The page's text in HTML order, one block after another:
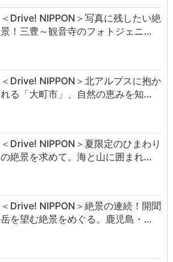
＜Drive! NIPPON＞写真に残したい絶
景！三豊～観音寺のフォトジェニ…
＜Drive! NIPPON＞北アルプスに抱か
れる「大町市」、自然の恵みを知…
＜Drive! NIPPON＞夏限定のひまわり
の絶景を求めて。海と山に囲まれ…
＜Drive! NIPPON＞絶景の連続！開聞
岳を望む絶景をめぐる。鹿児島・…